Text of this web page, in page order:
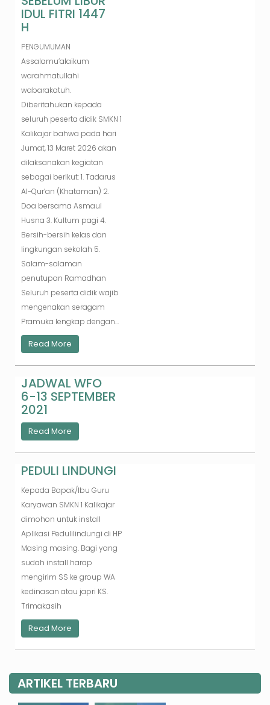
IDUL FITRI 1447
H
PENGUMUMAN
Assalamu’alaikum
warahmatullahi
wabarakatuh.
Diberitahukan kepada
seluruh peserta didik SMKN 1
Kalikajar bahwa pada hari
Jumat, 13 Maret 2026 akan
dilaksanakan kegiatan
sebagai berikut: 1. Tadarus
Al-Qur’an (Khataman) 2.
Doa bersama Asmaul
Husna 3. Kultum pagi 4.
Bersih-bersih kelas dan
lingkungan sekolah 5.
Salam-salaman
penutupan Ramadhan
Seluruh peserta didik wajib
mengenakan seragam
Pramuka lengkap dengan…
Read More
JADWAL WFO
6-13 SEPTEMBER
2021
Read More
PEDULI LINDUNGI
Kepada Bapak/Ibu Guru
Karyawan SMKN 1 Kalikajar
dimohon untuk install
Aplikasi Pedulilindungi di HP
Masing masing. Bagi yang
sudah install harap
mengirim SS ke group WA
kedinasan atau japri KS.
Trimakasih
Read More
ARTIKEL TERBARU